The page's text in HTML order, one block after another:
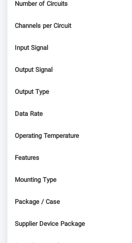
Number of Circuits
Channels per Circuit
Input Signal
Output Signal
Output Type
Data Rate
Operating Temperature
Features
Mounting Type
Package / Case
Supplier Device Package